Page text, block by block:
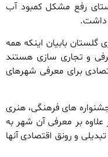
رفع مشکل کمبود آب
داشت.
گلستان بابیان اینکه همه
و تجاری سازی هستند
اقتصادی برای معرفی شهرهای
های فرهنگی، هنری
بر معرفی آن شهر به
و رونق اقتصادی آنها